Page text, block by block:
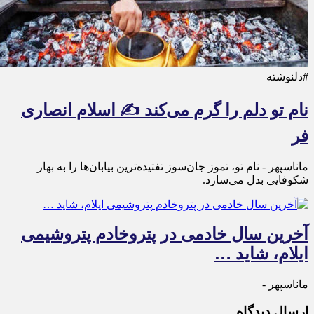
#دلنوشته
نام تو دلم را گرم می‌کند ✍️ اسلام انصاری
فر
ماناسپهر - نام تو، تموز جان‌سوز تفتیده‌ترین بیابان‌ها را به بهار
شکوفایی بدل می‌سازد.
آخرین سال خادمی در پتروخادم پتروشیمی
ایلام، شاید …
ماناسپهر -